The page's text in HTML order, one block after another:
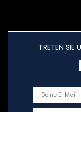
TRETEN SIE